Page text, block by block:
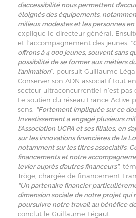
d’accessibilité nous permettent
éloignés des équipements,
milieux modestes et les personnes
explique le directeur général.
et l’accompagnement des jeunes. “
offrons à 4 000 jeunes, souvent sans
possibilité de se former aux métiers
l’animation”, poursuit Guillaume
Conserver son ADN associatif tout
secteur ultraconcurrentiel n’est pas
Le soutien du réseau France Active
sens. “Fortement impliquée sur ce
Investissement a engagé plusieurs
l’Association UCPA et ses filiales, en
sur les innovations financières de la
notamment sur les titres associatifs.
financements et notre
levier auprès d’autres financeurs”,
Tröge, chargée de financement
“Un partenaire financier
dimension sociale de notre projet qui
poursuivre notre travail au bénéfice
conclut le Guillaume Légaut.